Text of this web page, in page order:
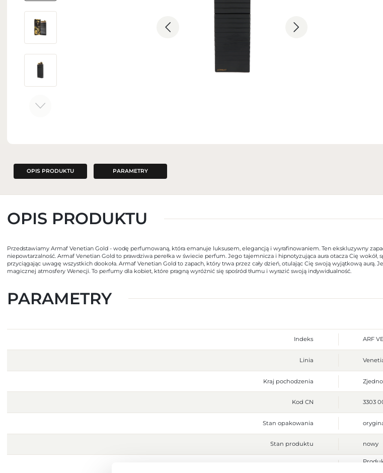
ZAPACHY DO WNĘTRZ
OPIS PRODUKTU PARAMETRY
OPIS PRODUKTU
Przedstawiamy Armaf Venetian Gold - wodę perfumowaną, która emanuje luksusem, elegancją i wyrafinowaniem. Ten ekskluzywny
niepowtarzalność. Armaf Venetian Gold to prawdziwa perełka w świecie perfum. Jego tajemnicza i hipnotyzująca aura otacza Cię wokół,
przyciągając uwagę wszystkich dookoła. Armaf Venetian Gold to zapach, który trwa przez cały dzień, otulając Cię swoją wyjątkową
magicznej atmosfery Wenecji. To perfumy dla kobiet, które pragną wyróżnić się spośród tłumu i wyrazić swoją indywidualność.
PARAMETRY
Indeks ARF
Linia
Kraj pochodzenia
Kod CN 3303
Stan opakowania
Stan produktu nowy